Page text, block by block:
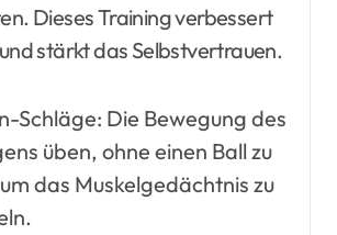
Dieses Training verbessert
stärkt das Selbstvertrauen.
Schläge: Die Bewegung des
üben, ohne einen Ball zu
das Muskelgedächtnis zu